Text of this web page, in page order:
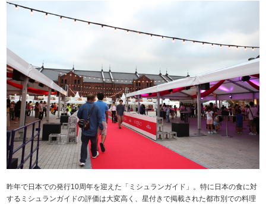
昨年で日本での発行10周年を迎えた「ミシュランガイド」。特に日本の食に対
するミシュランガイドの評価は大変高く、星付きで掲載された都市別での料理